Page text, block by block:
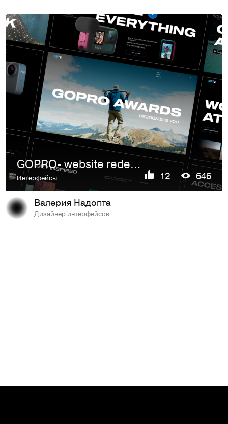
GOPRO- website redesign
Интерфейсы 12 646
Валерия Надопта
Дизайнер интерфейсов